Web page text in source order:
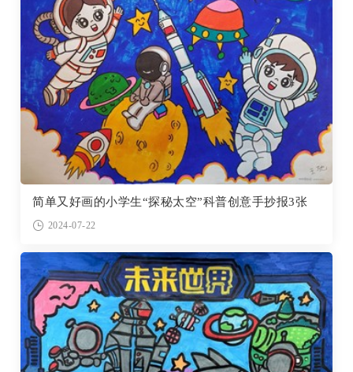
简单又好画的小学生“探秘太空”科普创意手抄报3张
2024-07-22